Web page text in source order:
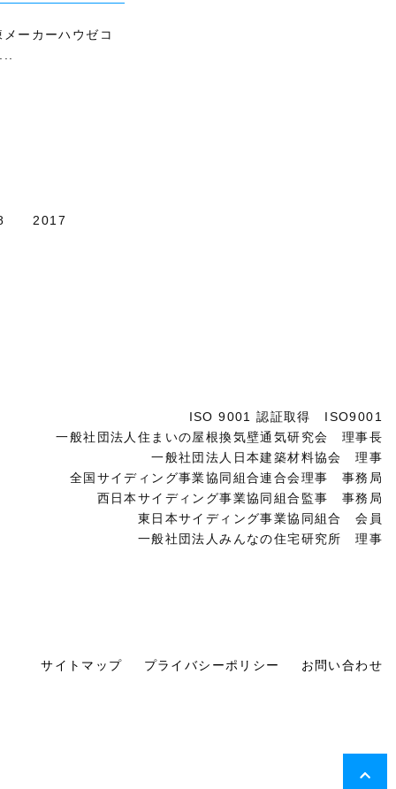
メーカーハウゼコ
2017
ISO 9001 認証取得 ISO9001
一般社団法人住まいの屋根換気壁通気研究会 理事長
一般社団法人日本建築材料協会 理事
全国サイディング事業協同組合連合会理事 事務局
西日本サイディング事業協同組合監事 事務局
東日本サイディング事業協同組合 会員
一般社団法人みんなの住宅研究所 理事
サイトマップ プライバシーポリシー お問い合わせ